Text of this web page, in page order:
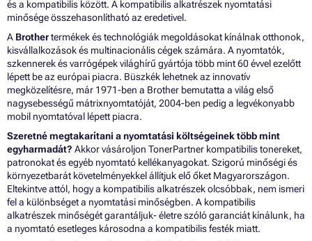
és a kompatibilis között. A kompatibilis alkatrészek nyomtatási
minősége összehasonlítható az eredetivel.
A Brothertermékek és technológiák megoldásokat kínálnak otthonok,
kisvállalkozások és multinacionális cégek számára. A nyomtatók,
szkennerek és varrógépek világhírű gyártója több mint 60 évvel ezelőtt
lépett be az európai piacra. Büszkék lehetnek az innovatív
megközelítésre, már 1971-ben a Brother bemutatta a világ első
nagysebességű mátrixnyomtatóját, 2004-ben pedig a legvékonyabb
mobil nyomtatóval lépett piacra.
Szeretné megtakarítani a nyomtatási költségeinek több mint
egyharmadát? Akkor vásároljon TonerPartner kompatibilis tonereket,
patronokat és egyéb nyomtató kellékanyagokat. Szigorú minőségi és
környezetbarát követelményekkel állítjuk elő őket Magyarországon.
Eltekintve attól, hogy a kompatibilis alkatrészek olcsóbbak, nem ismeri
fel a különbséget a nyomtatási minőségben. A kompatibilis
alkatrészek minőségét garantáljuk- életre szóló garanciát kínálunk, ha
a nyomtató esetleges károsodna a kompatibilis festék miatt.